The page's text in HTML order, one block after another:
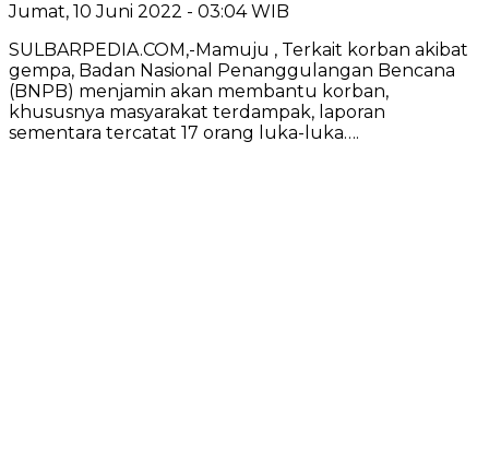
Jumat, 10 Juni 2022 - 03:04 WIB
SULBARPEDIA.COM,-Mamuju , Terkait korban akibat
gempa, Badan Nasional Penanggulangan Bencana
(BNPB) menjamin akan membantu korban,
khususnya masyarakat terdampak, laporan
sementara tercatat 17 orang luka-luka….